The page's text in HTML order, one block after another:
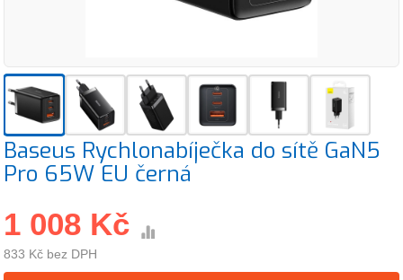
Baseus Rychlonabíječka do sítě GaN5
Pro 65W EU černá
1 008 Kč
833 Kč bez DPH